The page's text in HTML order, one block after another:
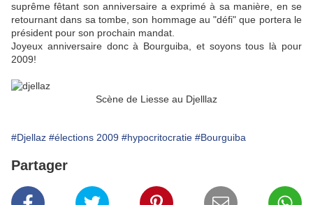
suprême fêtant son anniversaire a exprimé à sa manière, en se
retournant dans sa tombe, son hommage au "défi" que portera le
président pour son prochain mandat.
Joyeux anniversaire donc à Bourguiba, et soyons tous là pour
2009!
Scène de Liesse au Djelllaz
#Djellaz #élections 2009 #hypocritocratie #Bourguiba
Partager